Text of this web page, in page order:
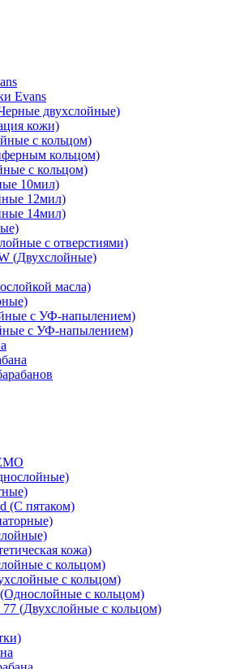
Evans
двухслойные)
кожи)
с кольцом)
кольцом)
с кольцом)
10мил)
12мил)
14мил)
с отверстиями)
(Двухслойные)
масла)
с УФ-напылением)
с УФ-напылением)
(С пятаком)
кожа)
с кольцом)
с кольцом)
с кольцом)
(Двухслойные с кольцом)